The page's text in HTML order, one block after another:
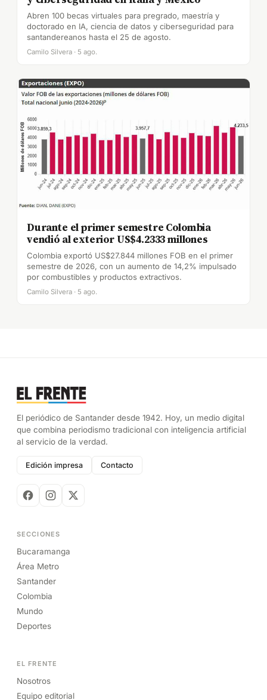
Abren 100 becas virtuales para pregrado, maestría y
doctorado en IA, ciencia de datos y ciberseguridad para
santandereanos hasta el 25 de agosto.
Camilo Silvera · 5 ago.
Durante el primer semestre Colombia
vendió al exterior US$4.2333 millones
Colombia exportó US$27.844 millones FOB en el primer
semestre de 2026, con un aumento de 14,2% impulsado
por combustibles y productos extractivos.
Camilo Silvera · 5 ago.
El periódico de Santander desde 1942. Hoy, un medio digital
que combina periodismo tradicional con inteligencia artificial
al servicio de la verdad.
Edición impresa Contacto
SECCIONES
Bucaramanga
Área Metro
Santander
Colombia
Mundo
Deportes
EL FRENTE
Nosotros
Equipo editorial